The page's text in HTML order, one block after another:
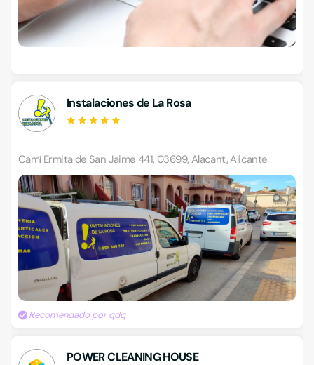
Instalaciones de La Rosa
Camí Ermita de San Jaime 441, 03699, Alacant, Alicante
Recomendado por qdq
POWER CLEANING HOUSE